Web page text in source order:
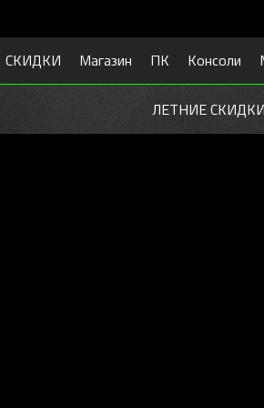
СКИДКИ Магазин ПК Консоли
ЛЕТНИЕ СКИДКИ